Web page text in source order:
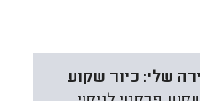
שלי: כיור שקוע